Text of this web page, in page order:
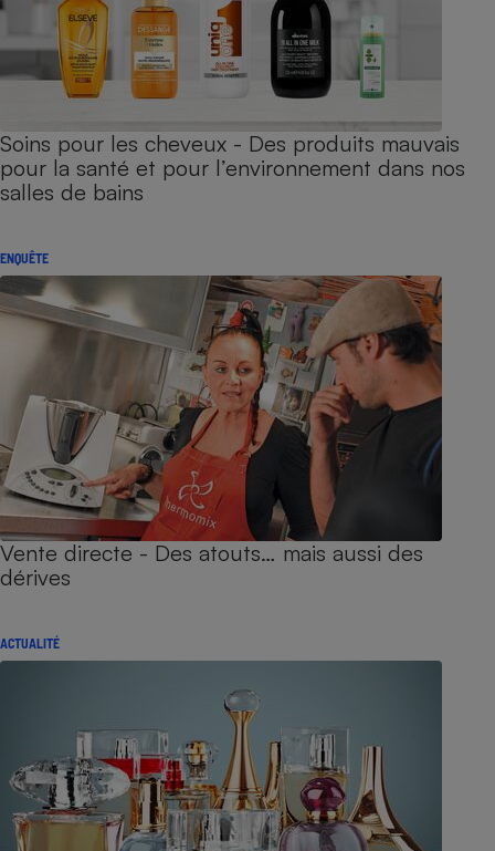
Soins pour les cheveux - Des produits mauvais
pour la santé et pour l’environnement dans nos
salles de bains
ENQUÊTE
Vente directe - Des atouts… mais aussi des
dérives
ACTUALITÉ